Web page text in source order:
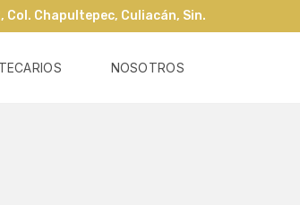
Col. Chapultepec, Culiacán, Sin.
NOSOTROS